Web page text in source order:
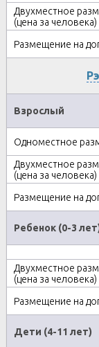
Взрослый
Ребенок (0-3
Дети (4-11 лет)